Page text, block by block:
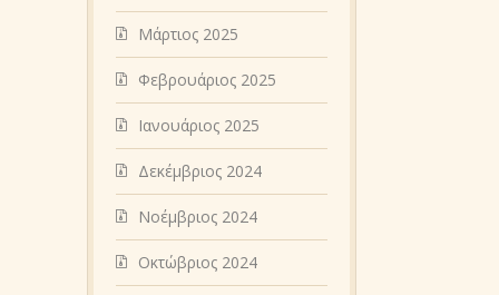
Μάρτιος 2025
Φεβρουάριος 2025
Ιανουάριος 2025
Δεκέμβριος 2024
Νοέμβριος 2024
Οκτώβριος 2024